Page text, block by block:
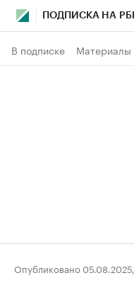
ПОДПИСКА НА
В подписке Материалы
Опубликовано